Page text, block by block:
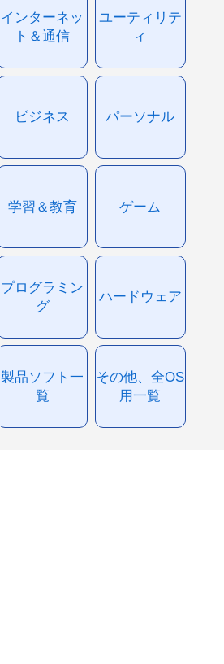
インターネッ
ト＆通信
ユーティリテ
ィ
ビジネス パーソナル
学習＆教育 ゲーム
プログラミン
グ
ハードウェア
製品ソフト一
覧
その他、全OS
用一覧